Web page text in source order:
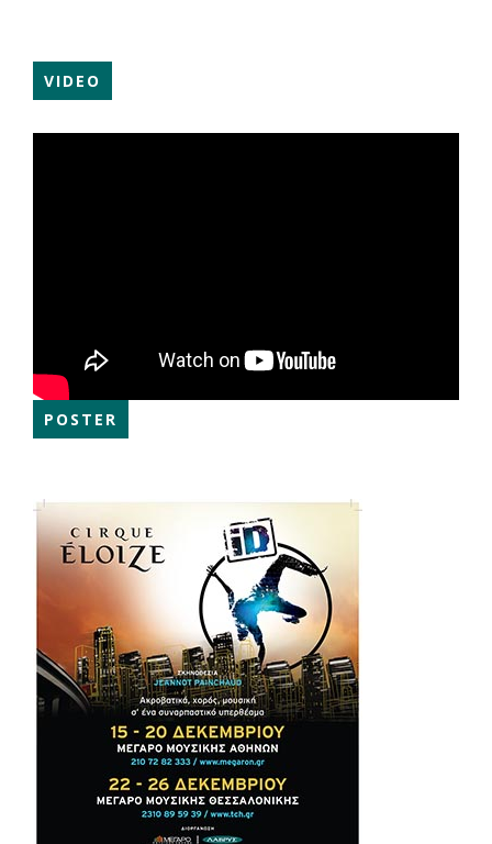
VIDEO
POSTER